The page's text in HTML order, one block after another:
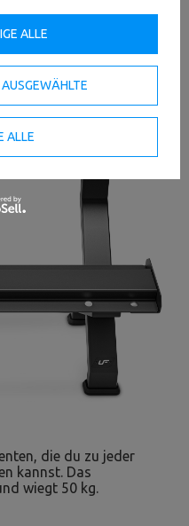
die du zu jeder
kannst. Das
wiegt 50 kg.
ALLE
ALLE